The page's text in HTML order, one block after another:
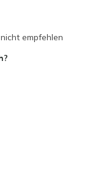
empfehlen